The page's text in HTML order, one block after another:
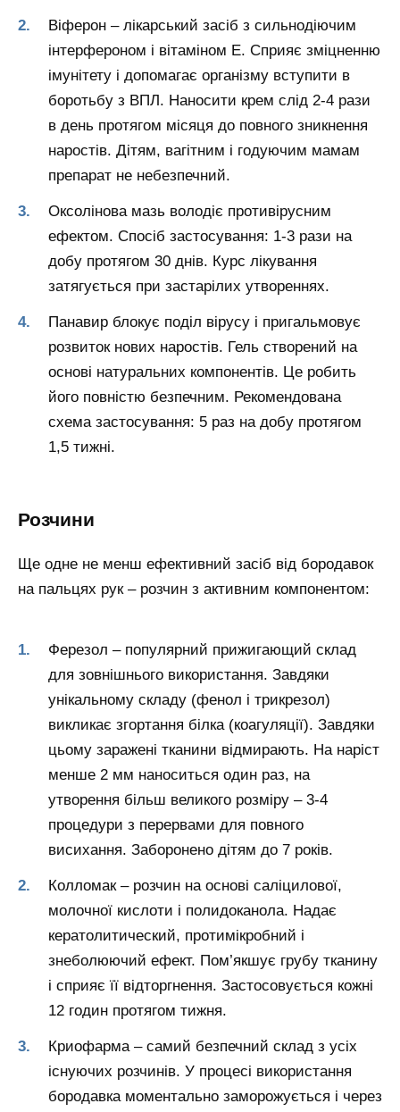
Віферон – лікарський засіб з сильнодіючим
інтерфероном і вітаміном Е. Сприяє зміцненню
імунітету і допомагає організму вступити в
боротьбу з ВПЛ. Наносити крем слід 2-4 рази
в день протягом місяця до повного зникнення
наростів. Дітям, вагітним і годуючим мамам
препарат не небезпечний.
Оксолінова мазь володіє противірусним
ефектом. Спосіб застосування: 1-3 рази на
добу протягом 30 днів. Курс лікування
затягується при застарілих утвореннях.
Панавир блокує поділ вірусу і пригальмовує
розвиток нових наростів. Гель створений на
основі натуральних компонентів. Це робить
його повністю безпечним. Рекомендована
схема застосування: 5 раз на добу протягом
1,5 тижні.
Розчини
Ще одне не менш ефективний засіб від бородавок
на пальцях рук – розчин з активним компонентом:
Ферезол – популярний прижигающий склад
для зовнішнього використання. Завдяки
унікальному складу (фенол і трикрезол)
викликає згортання білка (коагуляції). Завдяки
цьому заражені тканини відмирають. На наріст
менше 2 мм наноситься один раз, на
утворення більш великого розміру – 3-4
процедури з перервами для повного
висихання. Заборонено дітям до 7 років.
Колломак – розчин на основі саліцилової,
молочної кислоти і полидоканола. Надає
кератолитический, протимікробний і
знеболюючий ефект. Пом’якшує грубу тканину
і сприяє її відторгнення. Застосовується кожні
12 годин протягом тижня.
Криофарма – самий безпечний склад з усіх
існуючих розчинів. У процесі використання
бородавка моментально заморожується і через